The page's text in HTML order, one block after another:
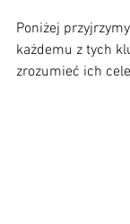
Poniżej
każdemu z tych
zrozumieć ich